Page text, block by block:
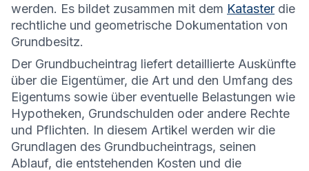
werden. Es bildet zusammen mit dem Kataster die
rechtliche und geometrische Dokumentation von
Grundbesitz.
Der Grundbucheintrag liefert detaillierte Auskünfte
über die Eigentümer, die Art und den Umfang des
Eigentums sowie über eventuelle Belastungen wie
Hypotheken, Grundschulden oder andere Rechte
und Pflichten. In diesem Artikel werden wir die
Grundlagen des Grundbucheintrags, seinen
Ablauf, die entstehenden Kosten und die